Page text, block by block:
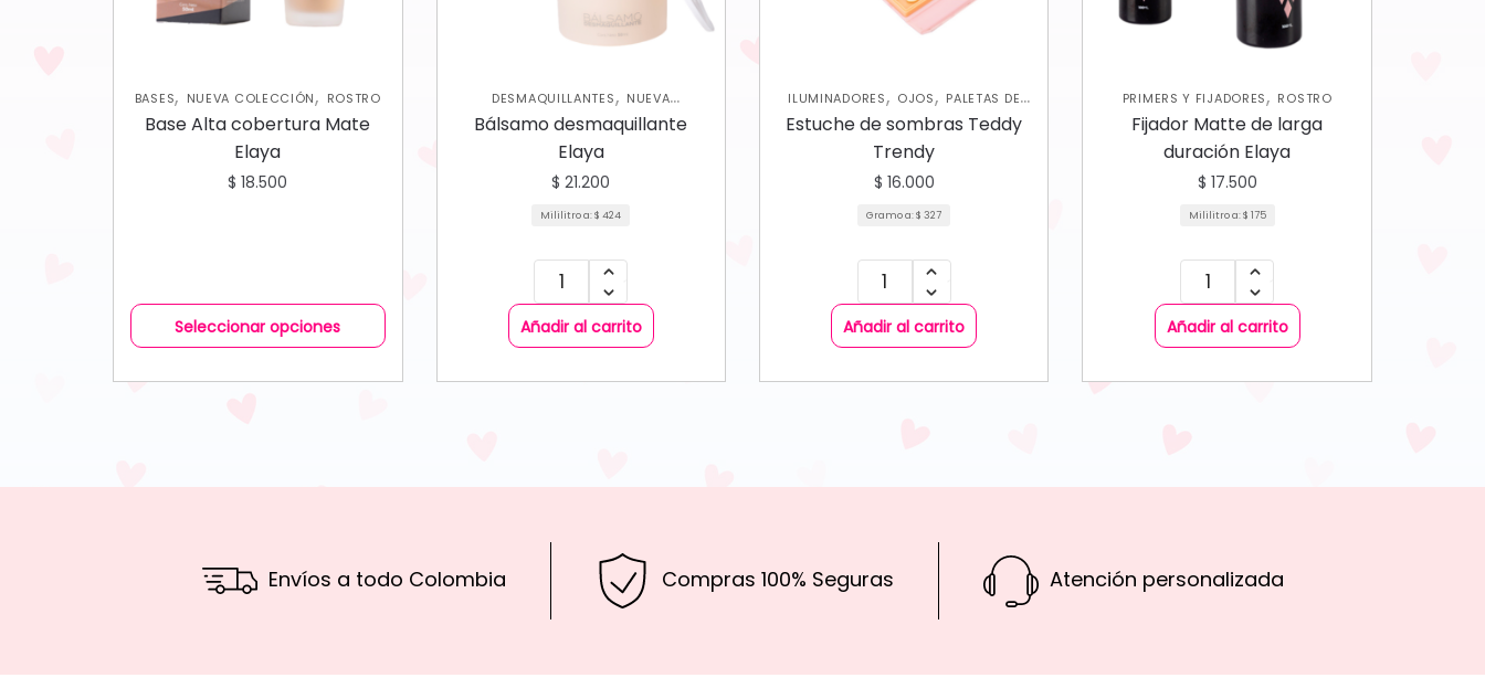
BASES, NUEVA COLECCIÓN, ROSTRO
Base Alta cobertura Mate
Elaya
$ 18.500
Seleccionar opciones
DESMAQUILLANTES, NUEVA
COLECCIÓN,ROSTRO,SKIN CARE
Bálsamo desmaquillante
Elaya
$ 21.200
Mililitro a:$ 424
Añadir al carrito
ILUMINADORES, OJOS, PALETAS DE
SOMBRAS,ROSTRO,RUBORES
Estuche de sombras Teddy
Trendy
$ 16.000
Gramo a:$ 327
Añadir al carrito
PRIMERS Y FIJADORES, ROSTRO
Fijador Matte de larga
duración Elaya
$ 17.500
Mililitro a:$ 175
Añadir al carrito
Envíos a todo Colombia Compras 100% Seguras Atención personalizada